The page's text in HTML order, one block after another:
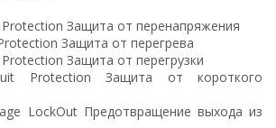
Защита от перенапряжения
Защита от перегрева
Защита от перегрузки
Protection Защита от короткого
LockOut Предотвращение выхода из